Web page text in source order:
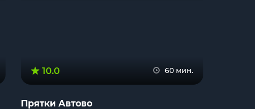
10.0 60 мин.
Прятки Автово